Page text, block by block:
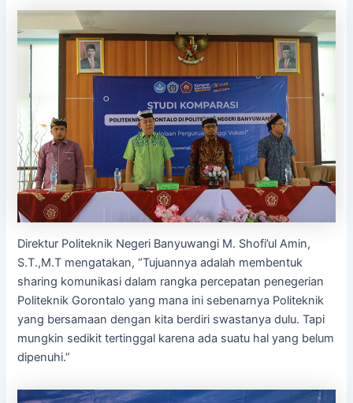
Direktur Politeknik Negeri Banyuwangi M. Shofi’ul Amin,
S.T.,M.T mengatakan, “Tujuannya adalah membentuk
sharing komunikasi dalam rangka percepatan penegerian
Politeknik Gorontalo yang mana ini sebenarnya Politeknik
yang bersamaan dengan kita berdiri swastanya dulu. Tapi
mungkin sedikit tertinggal karena ada suatu hal yang belum
dipenuhi.”